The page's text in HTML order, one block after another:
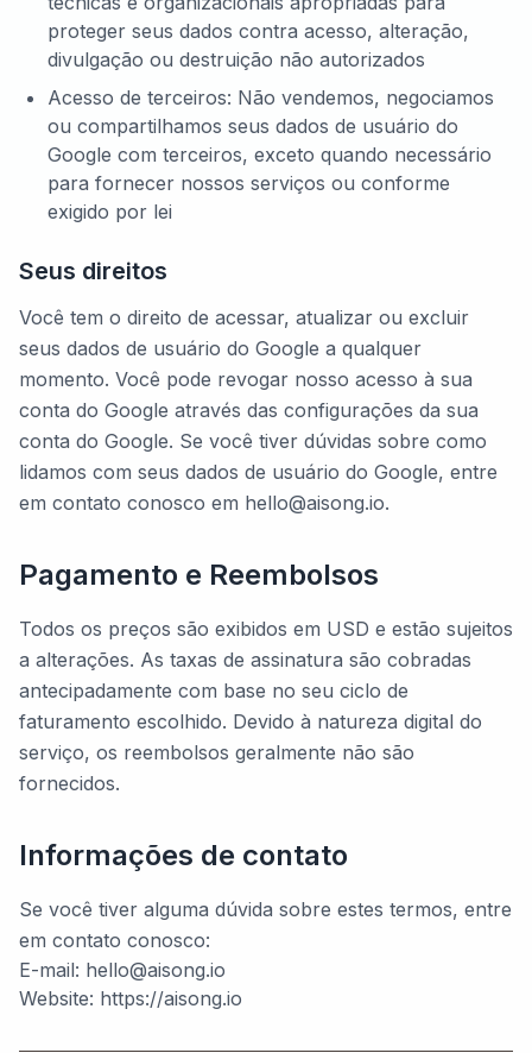
proteger seus dados contra acesso, alteração,
divulgação ou destruição não autorizados
Acesso de terceiros: Não vendemos, negociamos
ou compartilhamos seus dados de usuário do
Google com terceiros, exceto quando necessário
para fornecer nossos serviços ou conforme
exigido por lei
Seus direitos
Você tem o direito de acessar, atualizar ou excluir
seus dados de usuário do Google a qualquer
momento. Você pode revogar nosso acesso à sua
conta do Google através das configurações da sua
conta do Google. Se você tiver dúvidas sobre como
lidamos com seus dados de usuário do Google, entre
em contato conosco em hello@aisong.io.
Pagamento e Reembolsos
Todos os preços são exibidos em USD e estão sujeitos
a alterações. As taxas de assinatura são cobradas
antecipadamente com base no seu ciclo de
faturamento escolhido. Devido à natureza digital do
serviço, os reembolsos geralmente não são
fornecidos.
Informações de contato
Se você tiver alguma dúvida sobre estes termos, entre
em contato conosco:
E-mail: hello@aisong.io
Website: https://aisong.io